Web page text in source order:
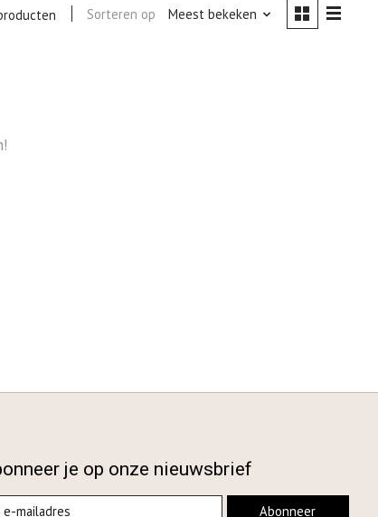
Sorteren op Meest bekeken
je op onze nieuwsbrief
Abonneer